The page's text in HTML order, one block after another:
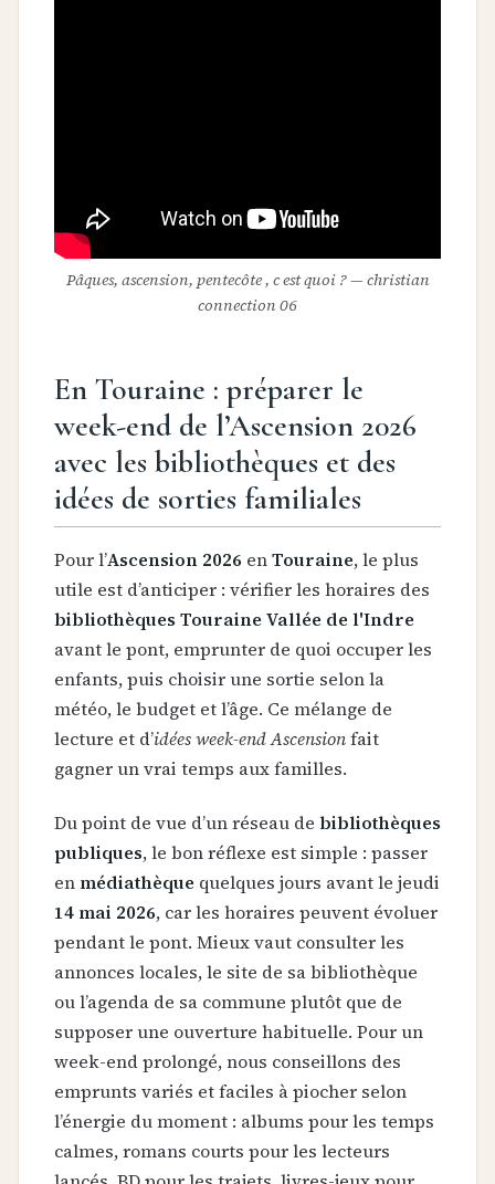
Pâques, ascension, pentecôte , c est quoi ? — christian
connection 06
En Touraine : préparer le
week-end de l’Ascension 2026
avec les bibliothèques et des
idées de sorties familiales
Pour l’Ascension 2026 enTouraine, le plus
utile est d’anticiper : vérifier les horaires des
bibliothèques Touraine Vallée de l'Indre
avant le pont, emprunter de quoi occuper les
enfants, puis choisir une sortie selon la
météo, le budget et l’âge. Ce mélange de
lecture et d’idées week-end Ascensionfait
gagner un vrai temps aux familles.
Du point de vue d’un réseau de bibliothèques
publiques, le bon réflexe est simple : passer
en médiathèque quelques jours avant le jeudi
14 mai 2026, car les horaires peuvent évoluer
pendant le pont. Mieux vaut consulter les
annonces locales, le site de sa bibliothèque
ou l’agenda de sa commune plutôt que de
supposer une ouverture habituelle. Pour un
week-end prolongé, nous conseillons des
emprunts variés et faciles à piocher selon
l’énergie du moment : albums pour les temps
calmes, romans courts pour les lecteurs